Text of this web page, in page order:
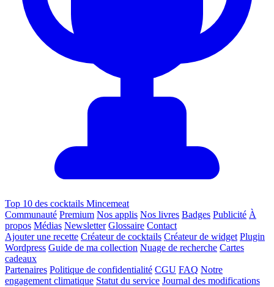
Top 10 des cocktails Mincemeat
Communauté Premium Nos applis Nos livres Badges Publicité À
propos Médias Newsletter Glossaire Contact
Ajouter une recette Créateur de cocktails Créateur de widget Plugin
Wordpress Guide de ma collection Nuage de recherche Cartes
cadeaux
Partenaires Politique de confidentialité CGU FAQ Notre
engagement climatique Statut du service Journal des modifications